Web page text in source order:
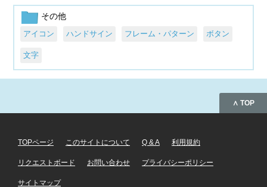
その他
アイコン ハンドサイン フレーム・パターン ボタン
文字
∧ TOP
TOPページ このサイトについて Q & A 利用規約
リクエストボード お問い合わせ プライバシーポリシー
サイトマップ